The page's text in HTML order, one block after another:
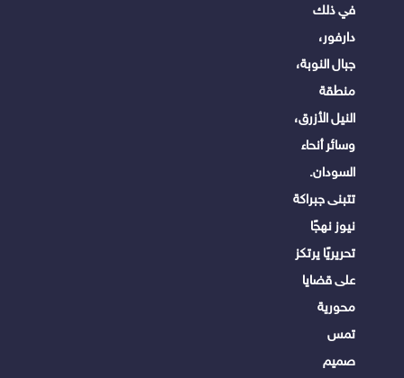
في ذلك
دارفور،
جبال النوبة،
منطقة
النيل الأزرق،
وسائر أنحاء
السودان.
تتبنى جبراكة
نيوز نهجًا
تحريريًا يرتكز
على قضايا
محورية
تمس
صميم